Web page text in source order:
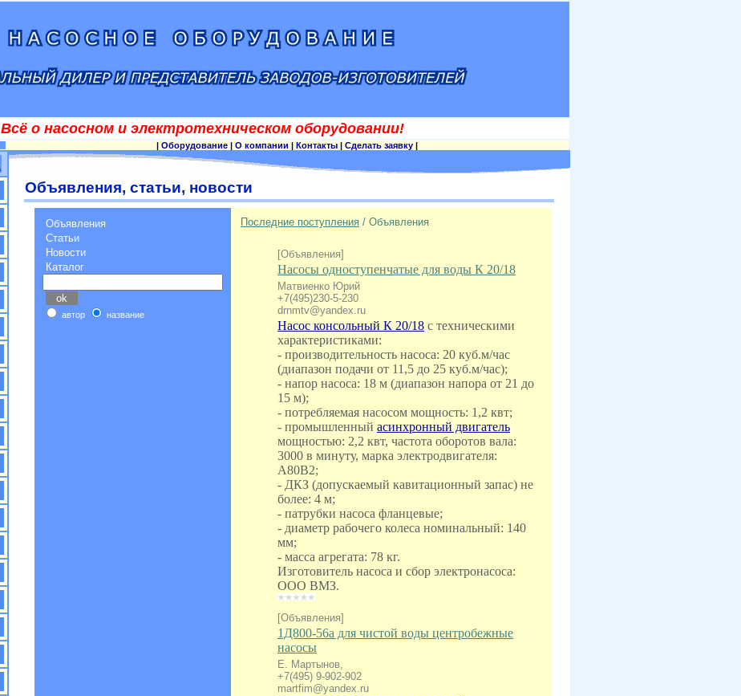
Всё о насосном и электротехническом оборудовании!
| Оборудование | О компании | Контакты | Сделать заявку |
Объявления, статьи, новости
Объявления
Статьи
Новости
Каталог
автор название
Последние поступления / Объявления
[Объявления]
Насосы одноступенчатые для воды К 20/18
Матвиенко Юрий
+7(495)230-5-230
drnmtv@yandex.ru
Насос консольный К 20/18 с техническими
характеристиками:
- производительность насоса: 20 куб.м/час
(диапазон подачи от 11,5 до 25 куб.м/час);
- напор насоса: 18 м (диапазон напора от 21 до
15 м);
- потребляемая насосом мощность: 1,2 квт;
- промышленный асинхронный двигатель
мощностью: 2,2 квт, частота оборотов вала:
3000 в минуту, марка электродвигателя:
А80B2;
- ДКЗ (допускаемый кавитационный запас) не
более: 4 м;
- патрубки насоса фланцевые;
- диаметр рабочего колеса номинальный: 140
мм;
- масса агрегата: 78 кг.
Изготовитель насоса и сбор электронасоса:
ООО ВМЗ.
[Объявления]
1Д800-56а для чистой воды центробежные
насосы
Е. Мартынов,
+7(495) 9-902-902
martfim@yandex.ru